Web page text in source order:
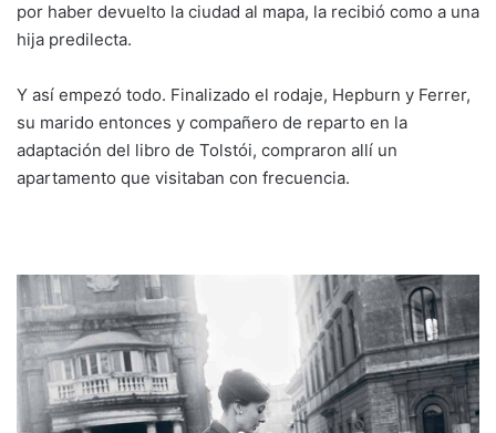
por haber devuelto la ciudad al mapa, la recibió como a una
hija predilecta.
Y así empezó todo. Finalizado el rodaje, Hepburn y Ferrer,
su marido entonces y compañero de reparto en la
adaptación del libro de Tolstói, compraron allí un
apartamento que visitaban con frecuencia.